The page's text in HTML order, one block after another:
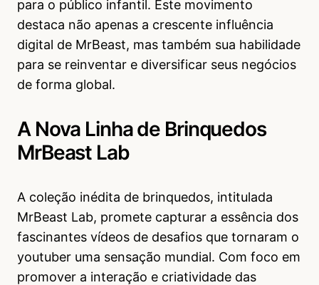
para o público infantil. Este movimento
destaca não apenas a crescente influência
digital de MrBeast, mas também sua habilidade
para se reinventar e diversificar seus negócios
de forma global.
A Nova Linha de Brinquedos
MrBeast Lab
A coleção inédita de brinquedos, intitulada
MrBeast Lab, promete capturar a essência dos
fascinantes vídeos de desafios que tornaram o
youtuber uma sensação mundial. Com foco em
promover a interação e criatividade das